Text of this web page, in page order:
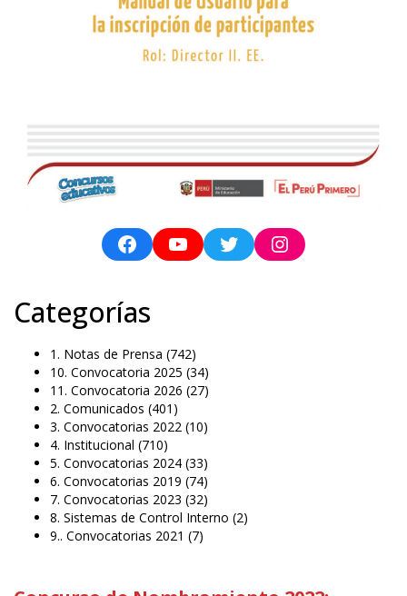
Categorías
1. Notas de Prensa (742)
10. Convocatoria 2025 (34)
11. Convocatoria 2026 (27)
2. Comunicados (401)
3. Convocatorias 2022 (10)
4. Institucional (710)
5. Convocatorias 2024 (33)
6. Convocatorias 2019 (74)
7. Convocatorias 2023 (32)
8. Sistemas de Control Interno (2)
9.. Convocatorias 2021 (7)